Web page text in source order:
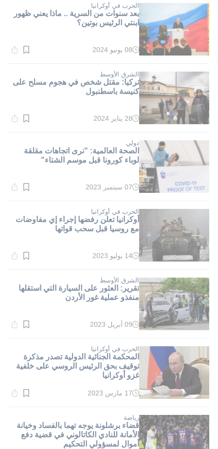
دقيقة.
الحرب في أوكرانيا
بعد سنوات من السرية .. ماذا يعني ظهور
ابنتي الرئيس بوتين؟
وقت
دقيقة.
08 يونيو 2024
الشرق الأوسط
تركيا: مقتل شخص في هجوم مسلح على
كنيسة باسطنبول
وقت
دقيقة.
28 يناير 2024
دولي
الصحة العالمية: "نرى اتجاهات مقلقة
لوباء كورونا قبل موسم الشتاء"
وقت
دقيقة.
07 سبتمبر 2023
الحرب في أوكرانيا
أوكرانيا تعلن رفضها إجراء إي مفاوضات
مع روسيا قبل سحب قواتها
وقت
دقيقة.
14 يوليو 2023
الشرق الأوسط
تقرير: العثور على السيارة التي استقلها
منفذو عملية غور الأردن
وقت
دقيقة.
09 أبريل 2023
الحرب في أوكرانيا
المحكمة الجنائية الدولية تصدر مذكرة
توقيف بحق الرئيس الروسي على خلفية
غزو أوكرانيا
وقت
دقيقة.
17 مارس 2023
رياضة
قضاء برشلونة يوجه تهما بالفساد وخيانة
الأمانة للنادي الكاتالوني في قضية دفع
أموال لمسؤولي التحكيم